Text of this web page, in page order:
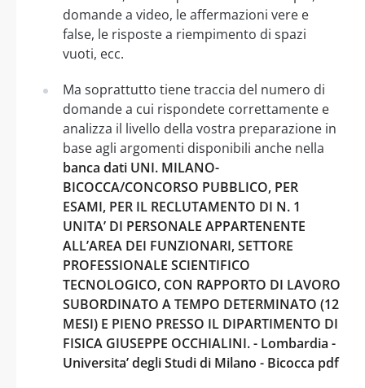
domande a video, le affermazioni vere e
false, le risposte a riempimento di spazi
vuoti, ecc.
Ma soprattutto tiene traccia del numero di
domande a cui rispondete correttamente e
analizza il livello della vostra preparazione in
base agli argomenti disponibili anche nella
banca dati UNI. MILANO-
BICOCCA/CONCORSO PUBBLICO, PER
ESAMI, PER IL RECLUTAMENTO DI N. 1
UNITA’ DI PERSONALE APPARTENENTE
ALL’AREA DEI FUNZIONARI, SETTORE
PROFESSIONALE SCIENTIFICO
TECNOLOGICO, CON RAPPORTO DI LAVORO
SUBORDINATO A TEMPO DETERMINATO (12
MESI) E PIENO PRESSO IL DIPARTIMENTO DI
FISICA GIUSEPPE OCCHIALINI. - Lombardia -
Universita’ degli Studi di Milano - Bicocca pdf